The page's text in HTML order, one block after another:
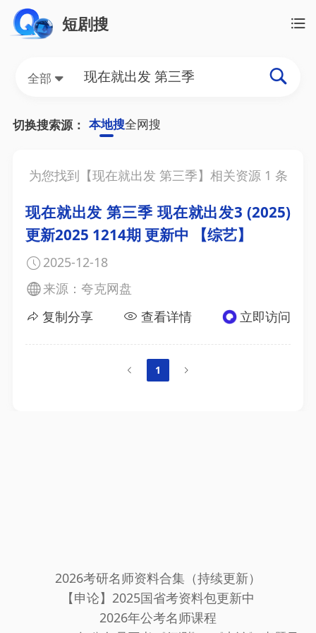
短剧搜
全部
切换搜索源： 本地搜全网搜
为您找到【现在就出发 第三季】相关资源1 条
现在就出发 第三季 现在就出发3 (2025)
更新2025 1214期 更新中 【综艺】
2025-12-18
来源：夸克网盘
复制分享
查看详情 立即访问
1
2026考研名师资料合集（持续更新）
【申论】2025国省考资料包更新中
2026年公考名师课程